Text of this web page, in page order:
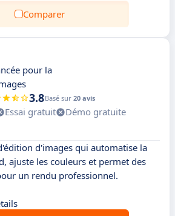
Comparer
pour la
3.8Basé sur 20 avis
Essai gratuit
Démo gratuite
d'images qui automatise la
ajuste les couleurs et permet des
un rendu professionnel.